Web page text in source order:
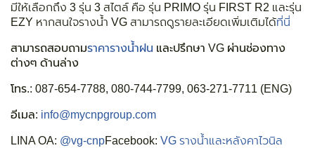
มีให้เลือกถึง 3 รุ่น 3 สไตล์ คือ รุ่น PRIMO รุ่น FIRST R2 และรุ่น
EZY หากสนใจรางน้ำ VG สามารถดูรายละเอียดเพิ่มเติมได้ที่นี่
สามารถสอบถามราคารางน้ำฝน และปรึกษา VG ผ่านช่องทาง
ต่างๆ ด้านล่าง
โทร.: 087-654-7788, 080-744-7799, 063-271-7711 (ENG)
อีเมล: info@mycnpgroup.com
LINA OA: @vg-cnpFacebook: VG รางน้ำและหลังคาไวนิล